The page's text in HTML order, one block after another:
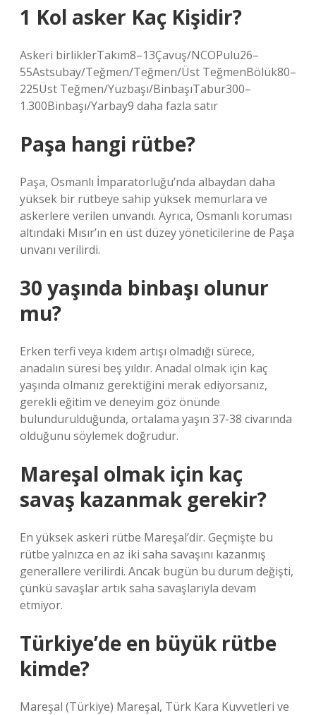
1 Kol asker Kaç Kişidir?
Askeri birliklerTakım8–13Çavuş/NCOPulu26–
55Astsubay/Teğmen/Teğmen/Üst TeğmenBölük80–
225Üst Teğmen/Yüzbaşı/BinbaşıTabur300–
1.300Binbaşı/Yarbay9 daha fazla satır
Paşa hangi rütbe?
Paşa, Osmanlı İmparatorluğu’nda albaydan daha
yüksek bir rütbeye sahip yüksek memurlara ve
askerlere verilen unvandı. Ayrıca, Osmanlı koruması
altındaki Mısır’ın en üst düzey yöneticilerine de Paşa
unvanı verilirdi.
30 yaşında binbaşı olunur
mu?
Erken terfi veya kıdem artışı olmadığı sürece,
anadalın süresi beş yıldır. Anadal olmak için kaç
yaşında olmanız gerektiğini merak ediyorsanız,
gerekli eğitim ve deneyim göz önünde
bulundurulduğunda, ortalama yaşın 37-38 civarında
olduğunu söylemek doğrudur.
Mareşal olmak için kaç
savaş kazanmak gerekir?
En yüksek askeri rütbe Mareşal’dir. Geçmişte bu
rütbe yalnızca en az iki saha savaşını kazanmış
generallere verilirdi. Ancak bugün bu durum değişti,
çünkü savaşlar artık saha savaşlarıyla devam
etmiyor.
Türkiye’de en büyük rütbe
kimde?
Mareşal (Türkiye) Mareşal, Türk Kara Kuvvetleri ve